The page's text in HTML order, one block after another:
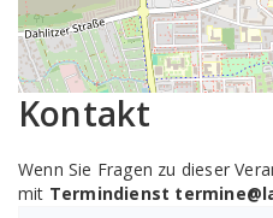
Kontakt
Wenn Sie Fragen zu dieser
mit Termindienst